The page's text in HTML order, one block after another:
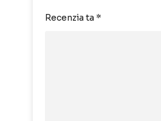
Recenzia ta *